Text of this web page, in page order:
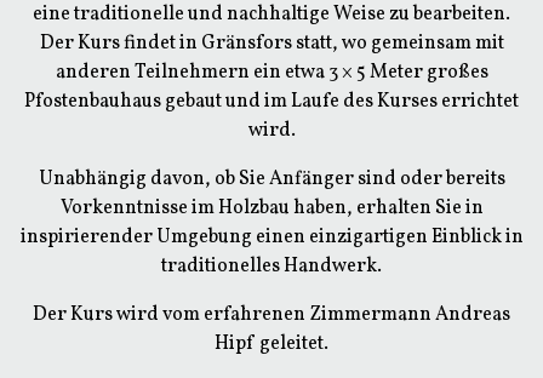
eine traditionelle und nachhaltige Weise zu bearbeiten.
Der Kurs findet in Gränsfors statt, wo gemeinsam mit
anderen Teilnehmern ein etwa 3 × 5 Meter großes
Pfostenbauhaus gebaut und im Laufe des Kurses errichtet
wird.
Unabhängig davon, ob Sie Anfänger sind oder bereits
Vorkenntnisse im Holzbau haben, erhalten Sie in
inspirierender Umgebung einen einzigartigen Einblick in
traditionelles Handwerk.
Der Kurs wird vom erfahrenen Zimmermann Andreas
Hipf geleitet.